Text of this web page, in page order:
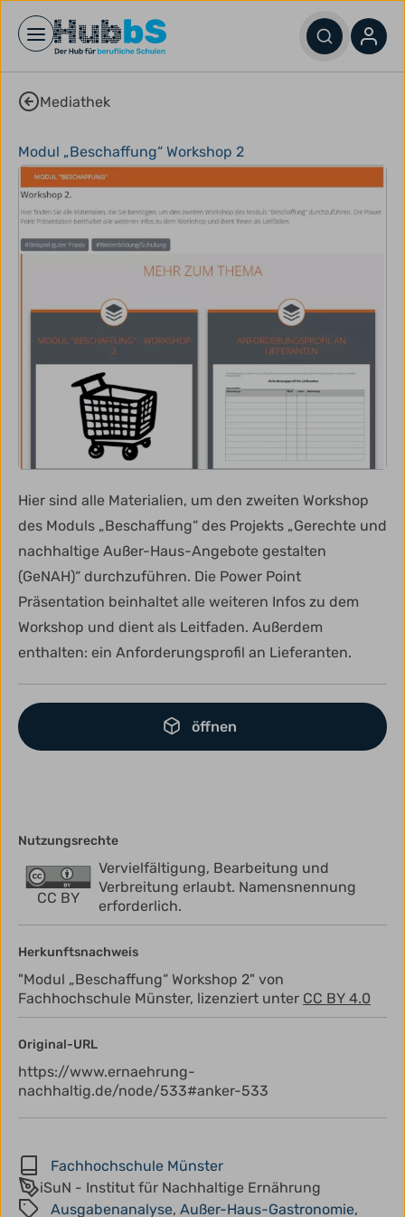
Open main menu
Mediathek
Modul „Beschaffung“ Workshop 2
Hier sind alle Materialien, um den zweiten Workshop
des Moduls „Beschaffung“ des Projekts „Gerechte und
nachhaltige Außer-Haus-Angebote gestalten
(GeNAH)“ durchzuführen. Die Power Point
Präsentation beinhaltet alle weiteren Infos zu dem
Workshop und dient als Leitfaden. Außerdem
enthalten: ein Anforderungsprofil an Lieferanten.
öffnen
Nutzungsrechte
CC BY
Vervielfältigung, Bearbeitung und
Verbreitung erlaubt. Namensnennung
erforderlich.
Herkunftsnachweis
"Modul „Beschaffung“ Workshop 2" von
Fachhochschule Münster, lizenziert unter CC BY 4.0
Original-URL
https://www.ernaehrung-
nachhaltig.de/node/533#anker-533
Fachhochschule Münster
iSuN - Institut für Nachhaltige Ernährung
Ausgabenanalyse, Außer-Haus-Gastronomie,